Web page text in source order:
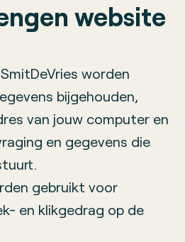
website
worden
bijgehouden,
van jouw computer en
en gegevens die
gebruikt voor
en klikgedrag op de